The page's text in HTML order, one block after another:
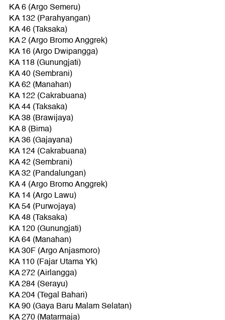
KA 6 (Argo Semeru)
KA 132 (Parahyangan)
KA 46 (Taksaka)
KA 2 (Argo Bromo Anggrek)
KA 16 (Argo Dwipangga)
KA 118 (Gunungjati)
KA 40 (Sembrani)
KA 62 (Manahan)
KA 122 (Cakrabuana)
KA 44 (Taksaka)
KA 38 (Brawijaya)
KA 8 (Bima)
KA 36 (Gajayana)
KA 124 (Cakrabuana)
KA 42 (Sembrani)
KA 32 (Pandalungan)
KA 4 (Argo Bromo Anggrek)
KA 14 (Argo Lawu)
KA 54 (Purwojaya)
KA 48 (Taksaka)
KA 120 (Gunungjati)
KA 64 (Manahan)
KA 30F (Argo Anjasmoro)
KA 110 (Fajar Utama Yk)
KA 272 (Airlangga)
KA 284 (Serayu)
KA 204 (Tegal Bahari)
KA 90 (Gaya Baru Malam Selatan)
KA 270 (Matarmaja)